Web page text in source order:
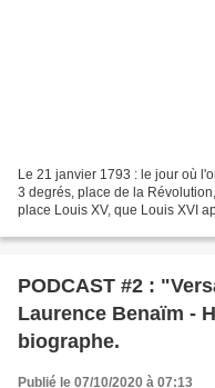
Le 21 janvier 1793 : le jour où
3 degrés, place de la
place Louis XV, que Louis XVI
PODCAST #2 :
Laurence Benaïm -
biographe.
Publié le 07/10/2020 à 07:13